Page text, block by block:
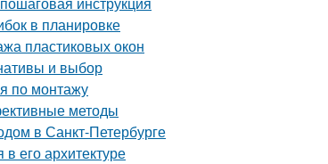
в планировке
пластиковых окон
и выбор
по монтажу
методы
в Санкт-Петербурге
в его архитектуре